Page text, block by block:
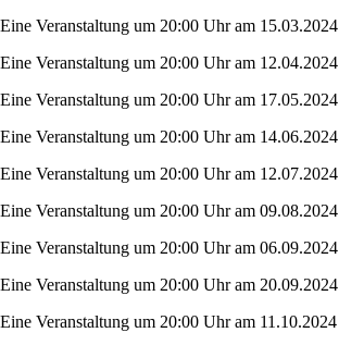
Eine Veranstaltung um 20:00 Uhr am 15.03.2024
Eine Veranstaltung um 20:00 Uhr am 12.04.2024
Eine Veranstaltung um 20:00 Uhr am 17.05.2024
Eine Veranstaltung um 20:00 Uhr am 14.06.2024
Eine Veranstaltung um 20:00 Uhr am 12.07.2024
Eine Veranstaltung um 20:00 Uhr am 09.08.2024
Eine Veranstaltung um 20:00 Uhr am 06.09.2024
Eine Veranstaltung um 20:00 Uhr am 20.09.2024
Eine Veranstaltung um 20:00 Uhr am 11.10.2024